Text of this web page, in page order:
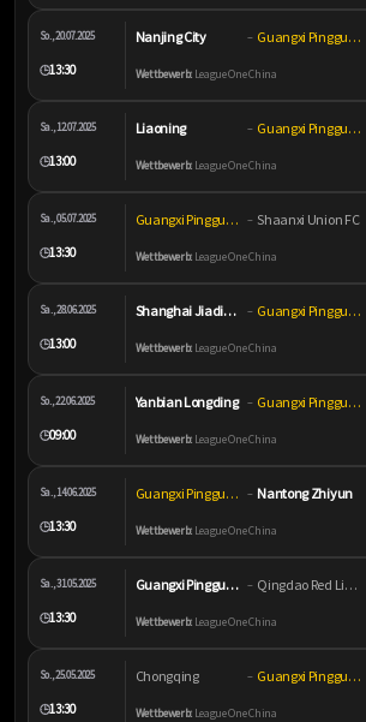
So., 20.07.2025
🕒13:30
Nanjing City – Guangxi Pingguo Haliao
Wettbewerb:League One China
Sa., 12.07.2025
🕒13:00
Liaoning – Guangxi Pingguo Haliao
Wettbewerb:League One China
Sa., 05.07.2025
🕒13:30
Guangxi Pingguo Haliao – Shaanxi Union FC
Wettbewerb:League One China
Sa., 28.06.2025
🕒13:00
Shanghai Jiading Huilong – Guangxi Pingguo Haliao
Wettbewerb:League One China
So., 22.06.2025
🕒09:00
Yanbian Longding – Guangxi Pingguo Haliao
Wettbewerb:League One China
Sa., 14.06.2025
🕒13:30
Guangxi Pingguo Haliao – Nantong Zhiyun
Wettbewerb:League One China
Sa., 31.05.2025
🕒13:30
Guangxi Pingguo Haliao – Qingdao Red Lions
Wettbewerb:League One China
So., 25.05.2025
🕒13:30
Chongqing – Guangxi Pingguo Haliao
Wettbewerb:League One China